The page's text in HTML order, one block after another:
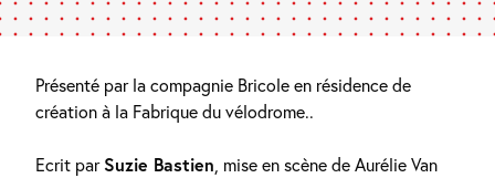
Présenté par la compagnie Bricole en résidence de
création à la Fabrique du vélodrome..
Ecrit parSuzie Bastien , mise en scène de Aurélie Van